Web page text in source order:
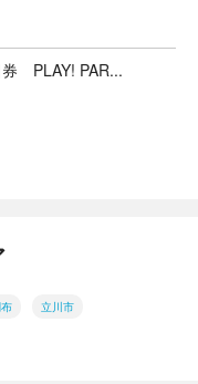
券 PLAY! PAR...
立川市